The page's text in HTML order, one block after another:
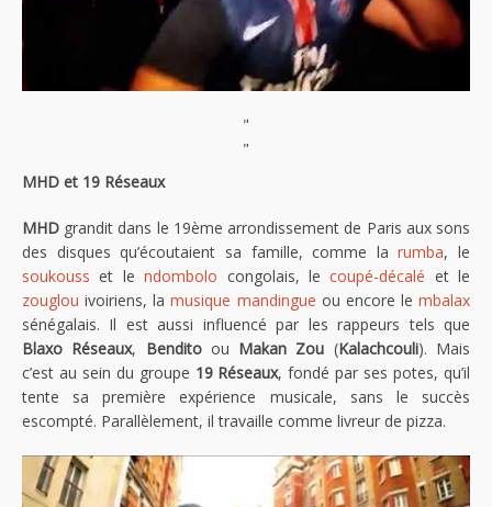
"
"
MHD et 19 Réseaux
MHD grandit dans le 19ème arrondissement de Paris aux sons
des disques qu’écoutaient sa famille, comme larumba, le
soukouss et lendombolo congolais, lecoupé-décalé et le
zouglou ivoiriens, lamusique mandingue ou encore le mbalax
sénégalais. Il est aussi influencé par les rappeurs tels que
Blaxo Réseaux, Benditoou Makan Zou (Kalachcouli). Mais
c’est au sein du groupe 19 Réseaux, fondé par ses potes, qu’il
tente sa première expérience musicale, sans le succès
escompté. Parallèlement, il travaille comme livreur de pizza.